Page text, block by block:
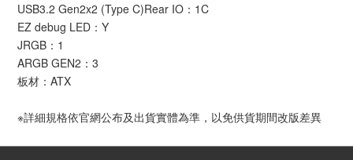
USB3.2 Gen2x2 (Type C)Rear IO：1C
EZ debug LED：Y
JRGB：1
ARGB GEN2：3
板材：ATX
※詳細規格依官網公布及出貨實體為準，以免供貨期間改版差異